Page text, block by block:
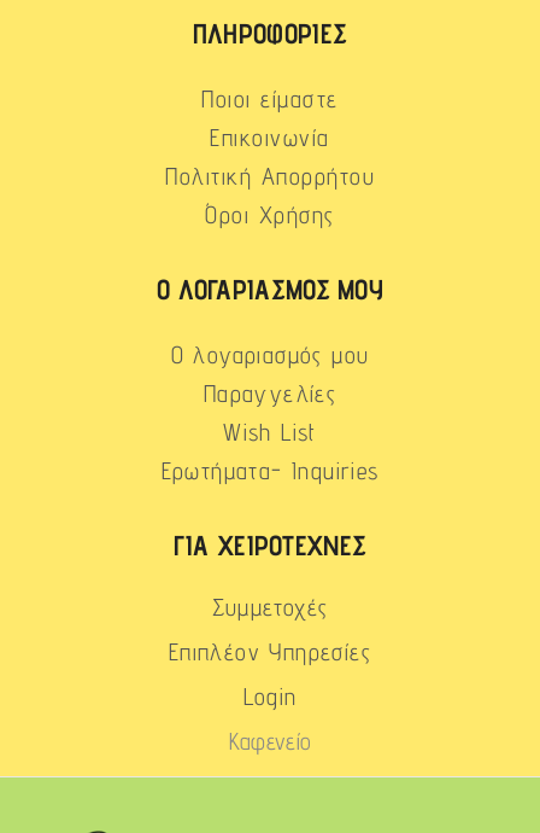
ΠΛΗΡΟΦΟΡΊΕΣ
Ποιοι είμαστε
Επικοινωνία
Πολιτική Απορρήτου
Όροι Χρήσης
Ο ΛΟΓΑΡΙΑΣΜΌΣ ΜΟΥ
Ο λογαριασμός μου
Παραγγελίες
Wish List
Ερωτήματα- Inquiries
ΓΙΑ ΧΕΙΡΟΤΈΧΝΕΣ
Συμμετοχές
Επιπλέον Υπηρεσίες
Login
Καφενείο